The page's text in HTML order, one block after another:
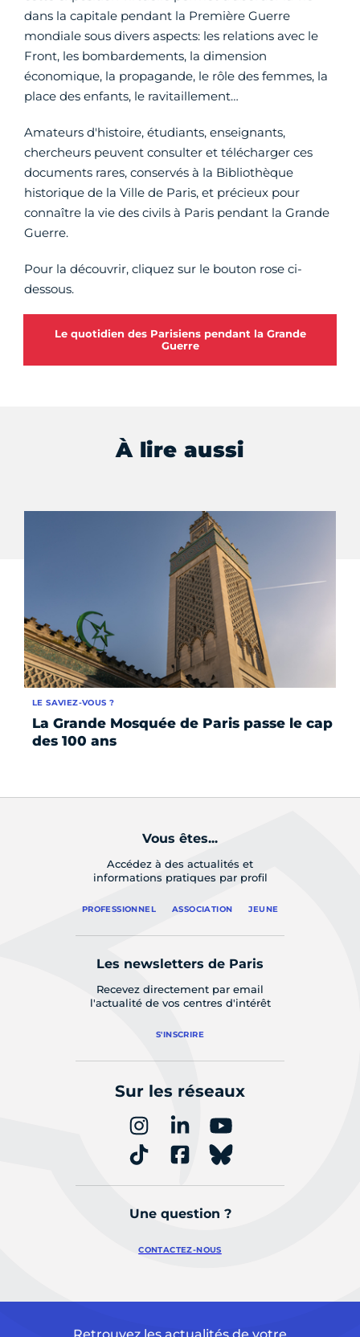
dans la capitale pendant la Première Guerre
mondiale sous divers aspects: les relations avec le
Front, les bombardements, la dimension
économique, la propagande, le rôle des femmes, la
place des enfants, le ravitaillement…
Amateurs d'histoire, étudiants, enseignants,
chercheurs peuvent consulter et télécharger ces
documents rares, conservés à la Bibliothèque
historique de la Ville de Paris, et précieux pour
connaître la vie des civils à Paris pendant la Grande
Guerre.
Pour la découvrir, cliquez sur le bouton rose ci-
dessous.
Le quotidien des Parisiens pendant la Grande
Guerre
À lire aussi
La Grande Mosquée de Paris passe le cap
des 100 ans
LE SAVIEZ-VOUS ?
Vous êtes...
Accédez à des actualités et
informations pratiques par profil
PROFESSIONNEL ASSOCIATION JEUNE
Les newsletters de Paris
Recevez directement par email
l'actualité de vos centres d'intérêt
S'INSCRIRE
Sur les réseaux
Une question ?
CONTACTEZ-NOUS